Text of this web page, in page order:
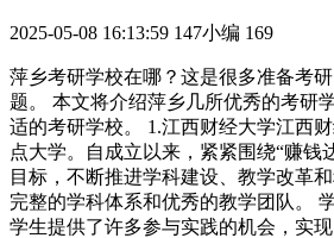
2025-05-08 16:13:59 147小编 169
萍乡考研学校在哪？这是很多准备考
题。 本文将介绍萍乡几所优秀的考研
适的考研学校。 1.江西财经大学江西
点大学。自成立以来，紧紧围绕“赚钱
目标，不断推进学科建设、教学改革
完整的学科体系和优秀的教学团队。
学生提供了许多参与实践的机会，实